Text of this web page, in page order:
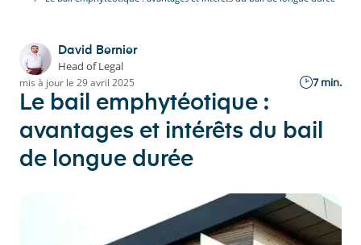
David Bernier
Head of Legal
mis à jour le 29 avril 2025 7 min.
Le bail emphytéotique :
avantages et intérêts du bail
de longue durée